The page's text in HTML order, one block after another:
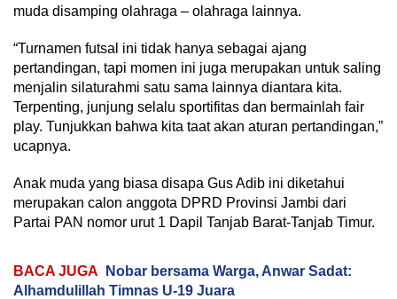
muda disamping olahraga – olahraga lainnya.
“Turnamen futsal ini tidak hanya sebagai ajang
pertandingan, tapi momen ini juga merupakan untuk saling
menjalin silaturahmi satu sama lainnya diantara kita.
Terpenting, junjung selalu sportifitas dan bermainlah fair
play. Tunjukkan bahwa kita taat akan aturan pertandingan,”
ucapnya.
Anak muda yang biasa disapa Gus Adib ini diketahui
merupakan calon anggota DPRD Provinsi Jambi dari
Partai PAN nomor urut 1 Dapil Tanjab Barat-Tanjab Timur.
BACA JUGA
Nobar bersama Warga, Anwar Sadat:
Alhamdulillah Timnas U-19 Juara